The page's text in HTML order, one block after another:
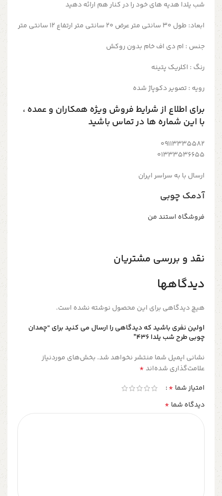
شب یلدا هدیه های خود را در کنار هم ارائه دهید
ابعاد: طول ۳۰ سانتی متر عرض ۲۰ سانتی متر ارتفاع ۱۲ سانتی متر
جنس : ام دی اف خام بدون روکش
رنگ : اکلریک پتینه
رویه : تصویر دکوپاژ شده
برای اطلاع از شرایط فروش ویژه همکاران و عمده ،
با این شماره ها در تماس باشید
09113335582
01333536655
ارسال با به سراسر ایران
آدمک چوبی
فروشگاه استند من
نقد و بررسی مشتریان
دیدگاهها
هیچ دیدگاهی برای این محصول نوشته نشده است.
اولین نفری باشید که دیدگاهی را ارسال می کنید برای “چمدان
چوبی طرح شب یلدا ۴۳۶”
نشانی ایمیل شما منتشر نخواهد شد. بخش‌های موردنیاز
علامت‌گذاری شده‌اند*
امتیاز شما *
دیدگاه شما *